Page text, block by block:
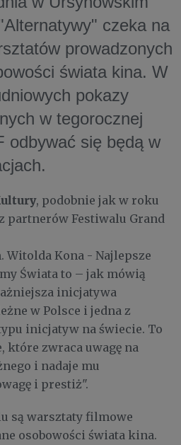
czeka na
prowadzonych
świata kina. W
pokazy
w tegorocznej
odbywać się będą w
, podobnie jak w roku
partnerów Festiwalu Grand
Witolda Kona - Najlepsze
Świata to – jak mówią
inicjatywa
w Polsce i jedna z
inicjatyw na świecie. To
zwraca uwagę na
i nadaje mu
i prestiż".
są warsztaty filmowe
osobowości świata kina.